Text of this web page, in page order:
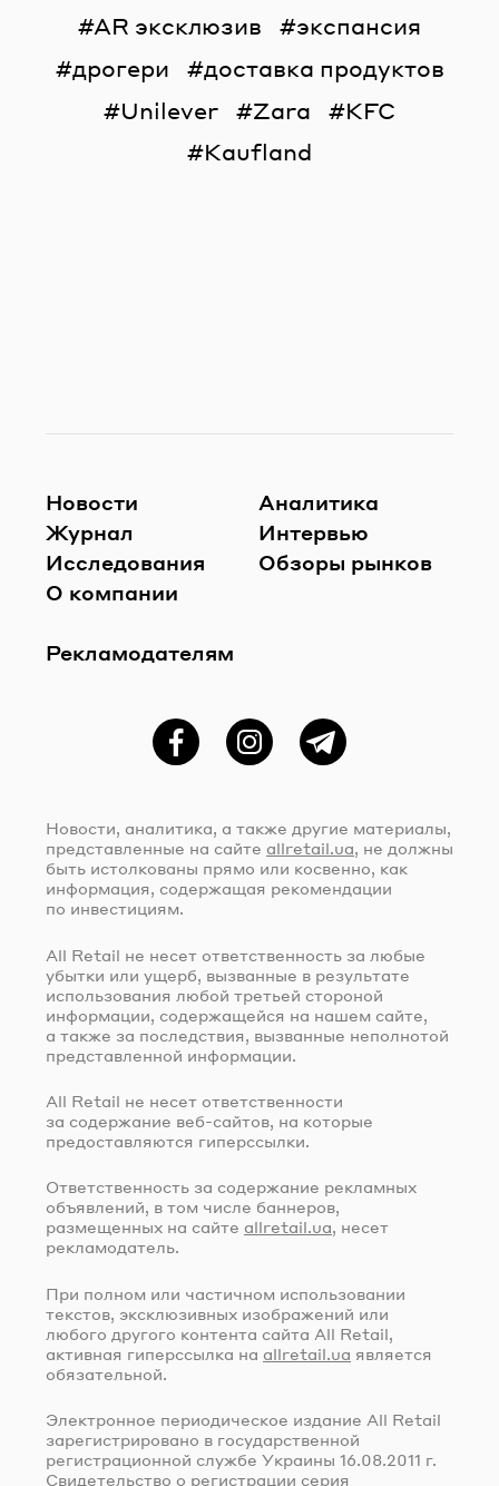
AR эксклюзив
экспансия
дрогери
доставка продуктов
Unilever
Zara
KFC
Kaufland
Новости
Журнал
Исследования
О компании
Рекламодателям
Аналитика
Интервью
Обзоры рынков
ФейсбукInstagramTelegram
Новости, аналитика, а также другие материалы,
представленные на сайте allretail.ua, не должны
быть истолкованы прямо или косвенно, как
информация, содержащая рекомендации
по инвестициям.
All Retail не несет ответственность за любые
убытки или ущерб, вызванные в результате
использования любой третьей стороной
информации, содержащейся на нашем сайте,
а также за последствия, вызванные неполнотой
представленной информации.
All Retail не несет ответственности
за содержание веб-сайтов, на которые
предоставляются гиперссылки.
Ответственность за содержание рекламных
объявлений, в том числе баннеров,
размещенных на сайте allretail.ua, несет
рекламодатель.
При полном или частичном использовании
текстов, эксклюзивных изображений или
любого другого контента сайта All Retail,
активная гиперссылка на allretail.ua является
обязательной.
Электронное периодическое издание All Retail
зарегистрировано в государственной
регистрационной службе Украины 16.08.2011 г.
Свидетельство о регистрации серия